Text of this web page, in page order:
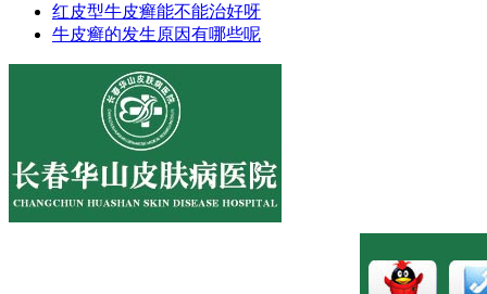
红皮型牛皮癣能不能治好呀
牛皮癣的发生原因有哪些呢